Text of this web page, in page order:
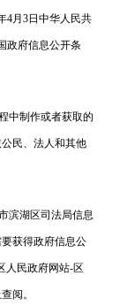
4月3日中华人民共
政府信息公开条
中制作或者获取的
民、法人和其他
滨湖区司法局信息
获得政府信息公
人民政府网站-区
阅。